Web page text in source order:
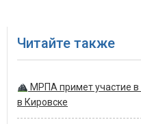
Читайте также
МРПА примет участие
в Кировске